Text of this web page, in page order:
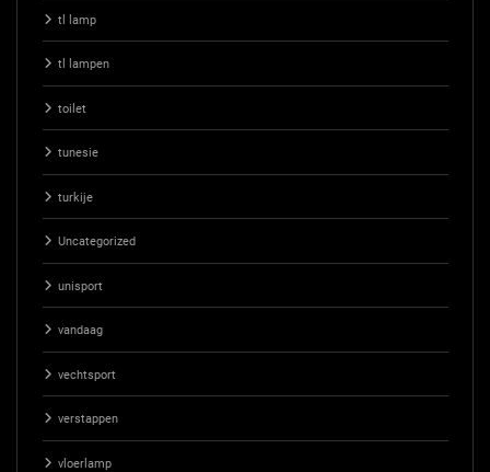
tl lamp
tl lampen
toilet
tunesie
turkije
Uncategorized
unisport
vandaag
vechtsport
verstappen
vloerlamp